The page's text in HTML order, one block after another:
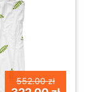
552.00 zł